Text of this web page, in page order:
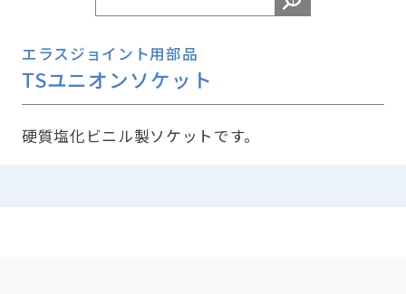
エラスジョイント用部品
TSユニオンソケット
硬質塩化ビニル製ソケットです。